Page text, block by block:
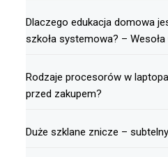
Dlaczego edukacja domowa
szkoła systemowa? – Wesoła
Rodzaje procesorów w
przed zakupem?
Duże szklane znicze –